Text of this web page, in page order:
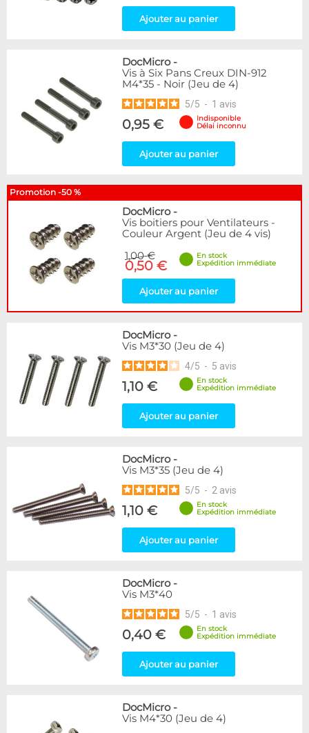
Ajouter au panier
DocMicro-
Vis à Six Pans Creux DIN-912
M4*35 - Noir (Jeu de 4)
5/5 - 1 avis
0,95 €
Indisponible
Délai inconnu
Ajouter au panier
Promotion -50 %
DocMicro-
Vis boitiers pour Ventilateurs -
Couleur Argent (Jeu de 4 vis)
1,00 €
0,50 €
En stock
Expédition immédiate
Ajouter au panier
DocMicro-
Vis M3*30 (Jeu de 4)
4/5 - 5 avis
1,10 €
En stock
Expédition immédiate
Ajouter au panier
DocMicro-
Vis M3*35 (Jeu de 4)
5/5 - 2 avis
1,10 €
En stock
Expédition immédiate
Ajouter au panier
DocMicro-
Vis M3*40
5/5 - 1 avis
0,40 €
En stock
Expédition immédiate
Ajouter au panier
DocMicro-
Vis M4*30 (Jeu de 4)